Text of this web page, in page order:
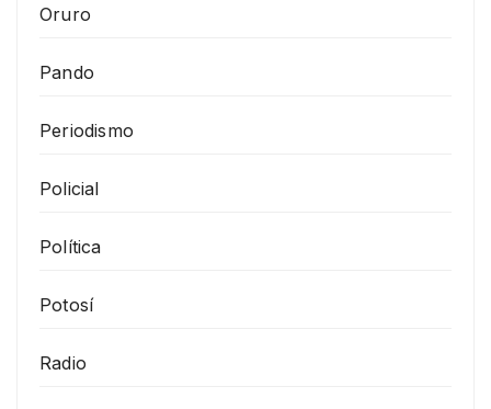
Oruro
Pando
Periodismo
Policial
Política
Potosí
Radio